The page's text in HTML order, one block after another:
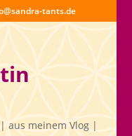
tants.de
aus meinem Vlog|